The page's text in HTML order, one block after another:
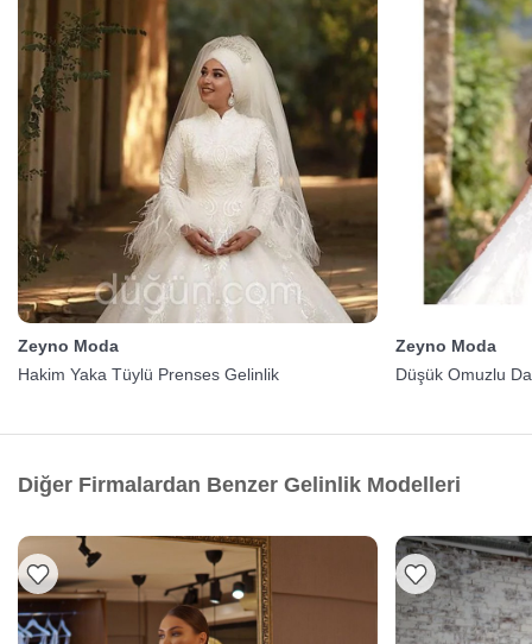
Zeyno Moda
Hakim Yaka Tüylü Prenses Gelinlik
Zeyno Moda
Düşük Omuzlu
Diğer Firmalardan Benzer Gelinlik Modelleri